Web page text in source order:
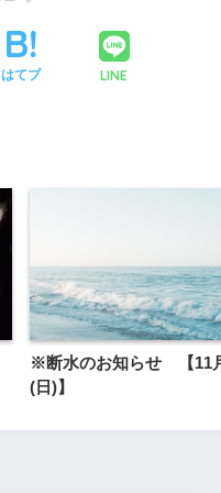
はてブ LINE
※断水のお知らせ 【11
(日)】